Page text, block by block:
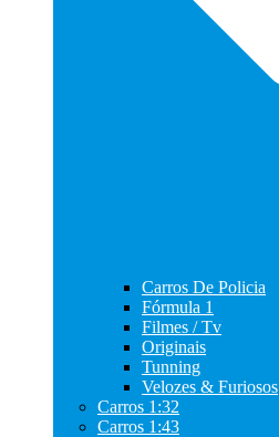
Carros De Policia
Fórmula 1
Filmes / Tv
Originais
Tunning
Velozes & Furiosos
Carros 1:32
Carros 1:43